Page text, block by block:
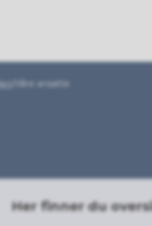
Våre ansatte
Her finner du